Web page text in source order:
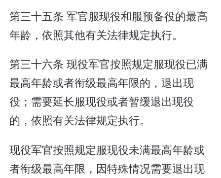
第三十五条 军官服现役和服预备役的最高
年龄，依照其他有关法律规定执行。
第三十六条 现役军官按照规定服现役已满
最高年龄或者衔级最高年限的，退出现
役；需要延长服现役或者暂缓退出现役
的，依照有关法律规定执行。
现役军官按照规定服现役未满最高年龄或
者衔级最高年限，因特殊情况需要退出现